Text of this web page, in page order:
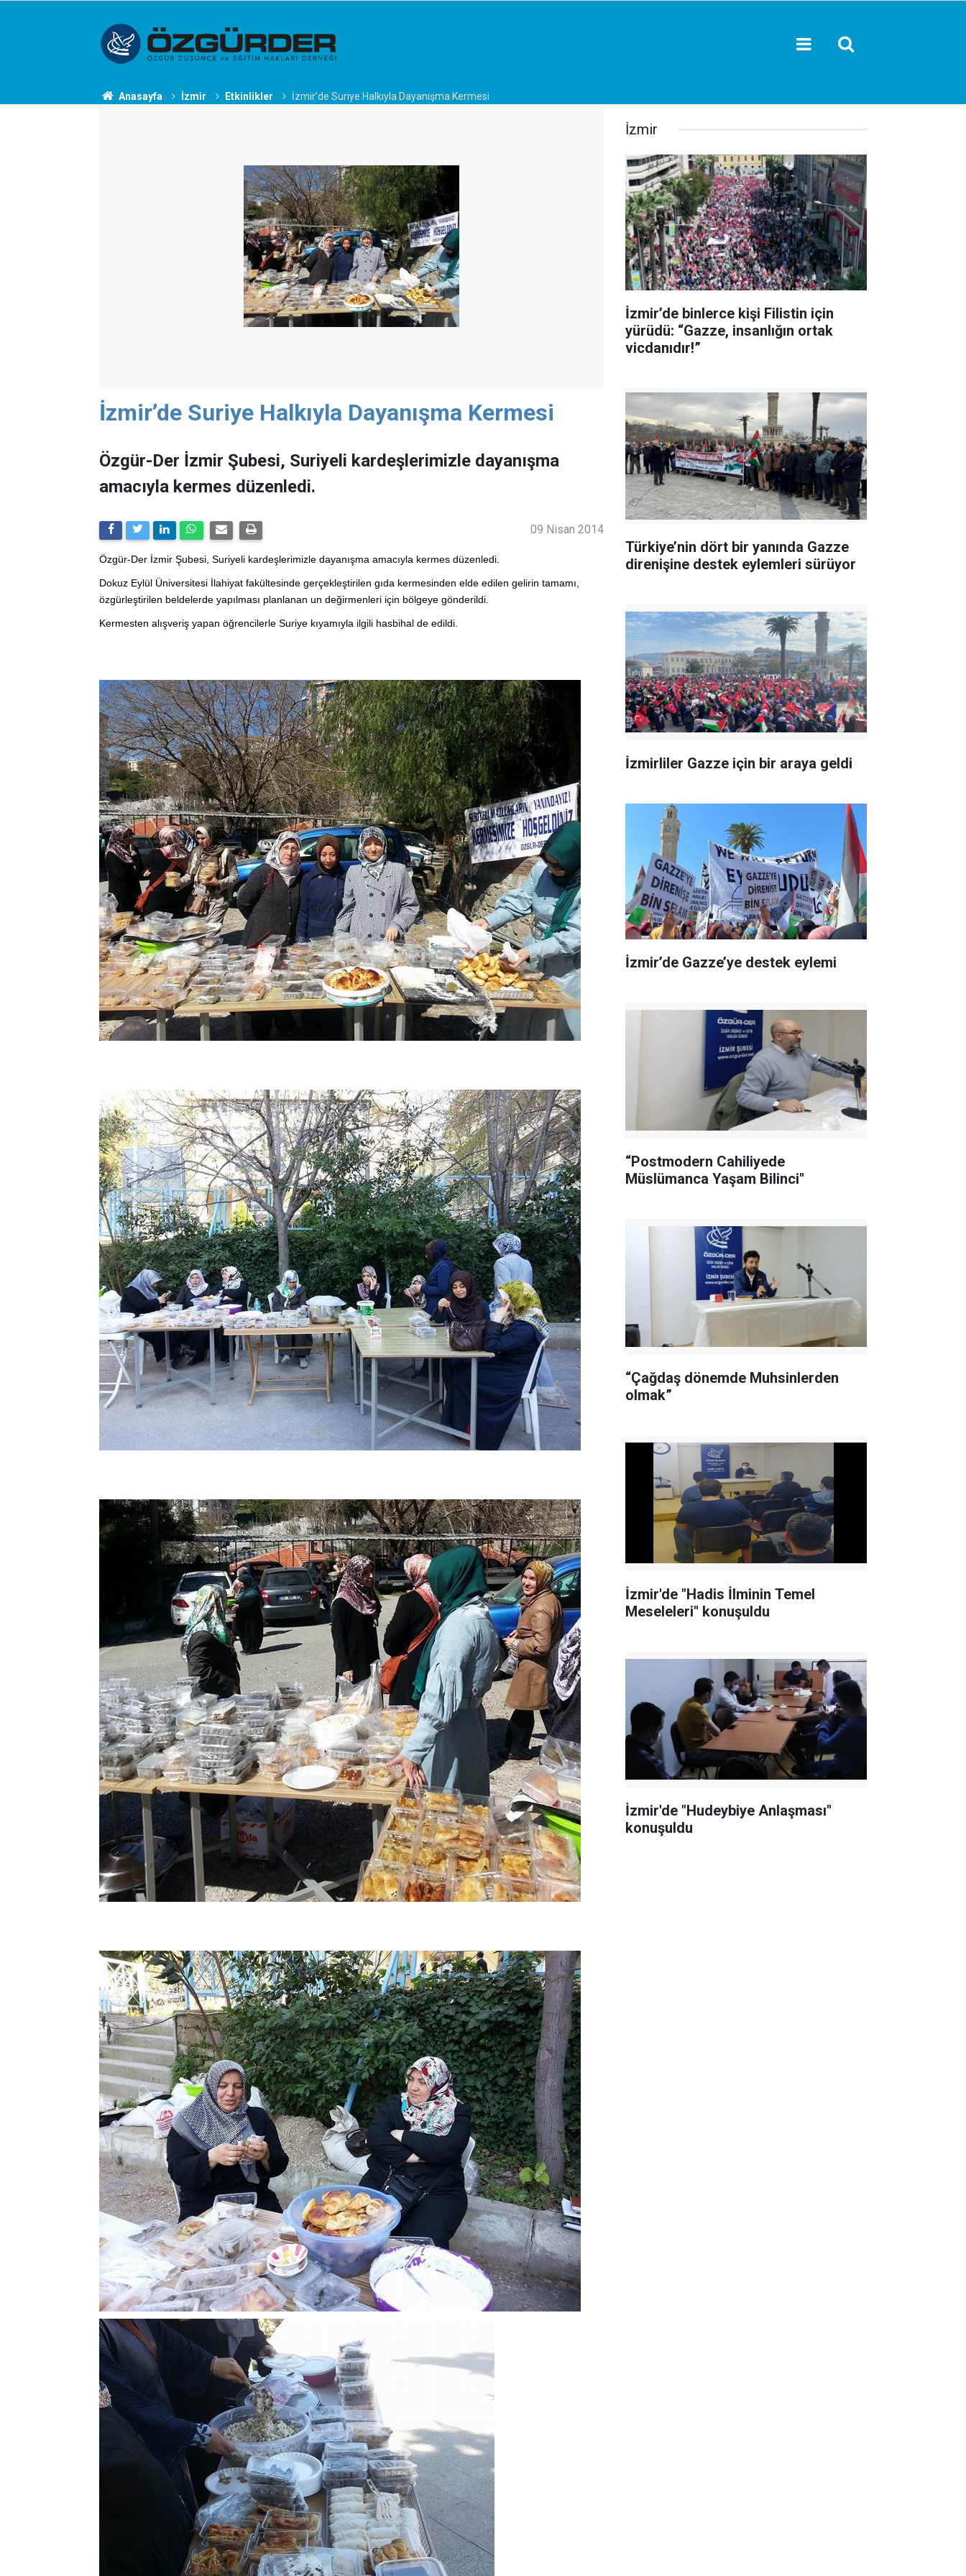
Anasayfa İzmir Etkinlikler İzmir’de Suriye Halkıyla Dayanışma Kermesi
İzmir’de Suriye Halkıyla Dayanışma Kermesi
Özgür-Der İzmir Şubesi, Suriyeli kardeşlerimizle dayanışma
amacıyla kermes düzenledi.
09 Nisan 2014
Özgür-Der İzmir Şubesi, Suriyeli kardeşlerimizle dayanışma amacıyla kermes düzenledi.
Dokuz Eylül Üniversitesi İlahiyat fakültesinde gerçekleştirilen gıda kermesinden elde edilen gelirin tamamı,
özgürleştirilen beldelerde yapılması planlanan un değirmenleri için bölgeye gönderildi.
Kermesten alışveriş yapan öğrencilerle Suriye kıyamıyla ilgili hasbihal de edildi.
İzmir
İzmir’de binlerce kişi Filistin için
yürüdü: “Gazze, insanlığın ortak
vicdanıdır!”
Türkiye’nin dört bir yanında Gazze
direnişine destek eylemleri sürüyor
İzmirliler Gazze için bir araya geldi
İzmir’de Gazze’ye destek eylemi
“Postmodern Cahiliyede
Müslümanca Yaşam Bilinci"
“Çağdaş dönemde Muhsinlerden
olmak”
İzmir'de "Hadis İlminin Temel
Meseleleri" konuşuldu
İzmir'de "Hudeybiye Anlaşması"
konuşuldu